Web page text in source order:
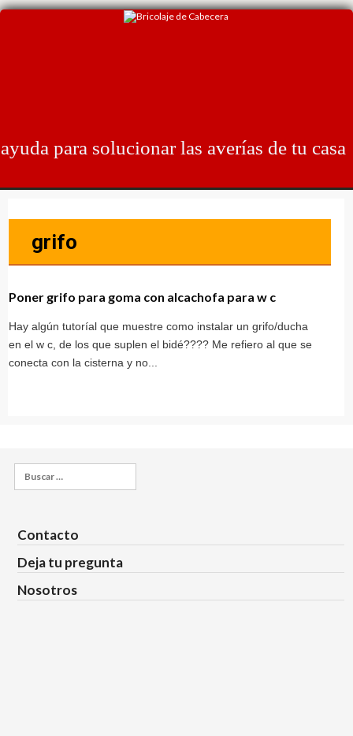
Skip
para solucionar las averías de tu casa
grifo
Poner grifo para goma con alcachofa para w c
Hay algún tutoríal que muestre como instalar un grifo/ducha
en el w c, de los que suplen el bidé???? Me refiero al que se
conecta con la cisterna y no...
Buscar:
Contacto
Deja tu pregunta
Nosotros